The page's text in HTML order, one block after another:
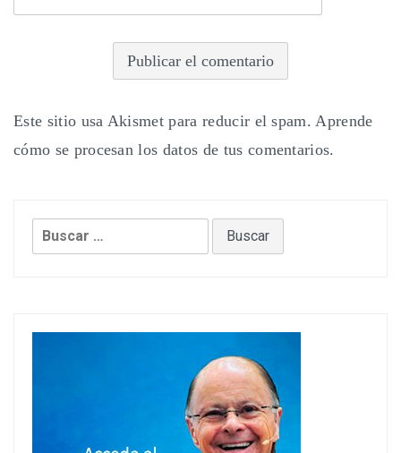
Este sitio usa Akismet para reducir el spam.Aprende
cómo se procesan los datos de tus comentarios.
Buscar: